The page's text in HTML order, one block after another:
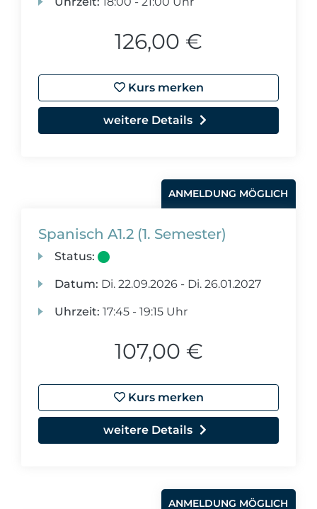
126,00 €
Kurs merken
weitere Details
ANMELDUNG MÖGLICH
Spanisch A1.2 (1. Semester)
Status:
Datum: Di. 22.09.2026 - Di. 26.01.2027
Uhrzeit: 17:45 - 19:15 Uhr
107,00 €
Kurs merken
weitere Details
ANMELDUNG MÖGLICH